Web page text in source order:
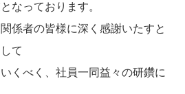
なっております。
係者の皆様に深く感謝いたすと
て
くべく、社員一同益々の研鑽に